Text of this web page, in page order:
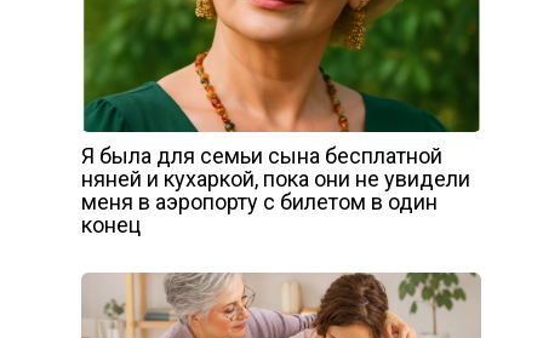
Я была для семьи сына бесплатной
няней и кухаркой, пока они не увидели
меня в аэропорту с билетом в один
конец